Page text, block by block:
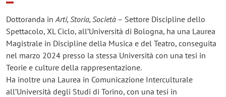
Dottoranda in Arti, Storia, Società– Settore Discipline dello
Spettacolo, XL Ciclo, all’Università di Bologna, ha una Laurea
Magistrale in Discipline della Musica e del Teatro, conseguita
nel marzo 2024 presso la stessa Università con una tesi in
Teorie e culture della rappresentazione.
Ha inoltre una Laurea in Comunicazione Interculturale
all’Università degli Studi di Torino, con una tesi in